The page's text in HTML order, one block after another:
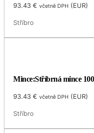
93.43€ včetně DPH (EUR)
Stříbro
Mince:Stříbrná mince
93.43€ včetně DPH (EUR)
Stříbro